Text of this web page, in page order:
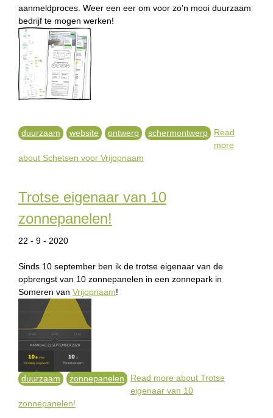
aanmeldproces. Weer een eer om voor zo'n mooi duurzaam
bedrijf te mogen werken!
duurzaam website ontwerp schermontwerp
Read
more
about Schetsen voor Vrijopnaam
Trotse eigenaar van 10
zonnepanelen!
22 - 9 - 2020
Sinds 10 september ben ik de trotse eigenaar van de
opbrengst van 10 zonnepanelen in een zonnepark in
Someren van Vrijopnaam!
duurzaam zonnepanelen Read more about Trotse
eigenaar van 10
zonnepanelen!